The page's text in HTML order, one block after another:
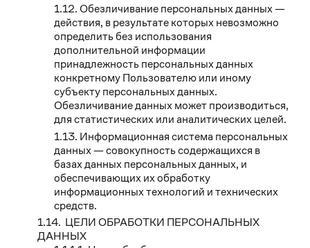
Обезличивание персональных данных —
действия, в результате которых невозможно
определить без использования
дополнительной информации
принадлежность персональных данных
конкретному Пользователю или иному
субъекту персональных данных.
Обезличивание данных может производиться,
для статистических или аналитических целей.
Информационная система персональных
данных — совокупность содержащихся в
базах данных персональных данных, и
обеспечивающих их обработку
информационных технологий и технических
средств.
ЦЕЛИ ОБРАБОТКИ ПЕРСОНАЛЬНЫХ
ДАННЫХ